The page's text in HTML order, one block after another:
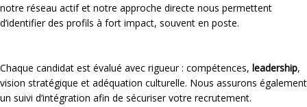
notre réseau actif et notre approche directe nous permettent
d’identifier des profils à fort impact, souvent en poste.
Chaque candidat est évalué avec rigueur : compétences, leadership,
vision stratégique et adéquation culturelle. Nous assurons également
un suivi d’intégration afin de sécuriser votre recrutement.